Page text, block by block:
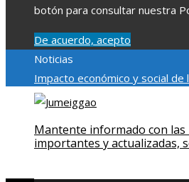
botón para consultar nuestra
De acuerdo, acepto
Noticias
Impacto económico y social
Montenegro
ambiental en comunidades
intestinal en la absorción de
Mantente informado con
importantes y actualizadas,